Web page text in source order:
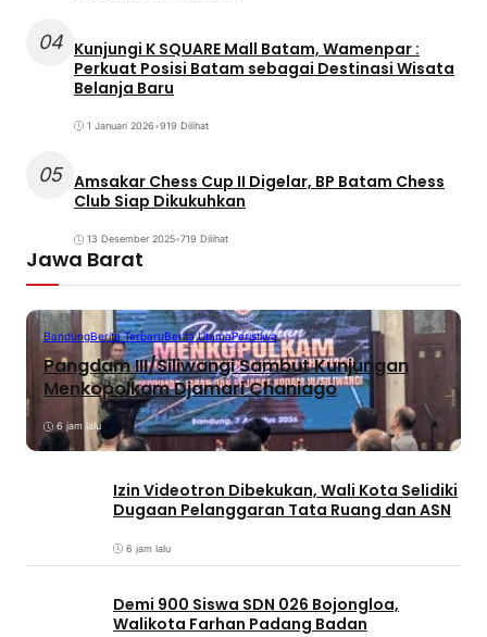
04 Kunjungi K SQUARE Mall Batam, Wamenpar :
Perkuat Posisi Batam sebagai Destinasi Wisata
Belanja Baru
1 Januari 2026•919 Dilihat
05 Amsakar Chess Cup II Digelar, BP Batam Chess
Club Siap Dikukuhkan
13 Desember 2025•719 Dilihat
Jawa Barat
BandungBerita TerbaruBerita UtamaPeristiwa
Pangdam III/Siliwangi Sambut Kunjungan
Menkopolkam Djamari Chaniago
6 jam lalu
Izin Videotron Dibekukan, Wali Kota Selidiki
Dugaan Pelanggaran Tata Ruang dan ASN
6 jam lalu
Demi 900 Siswa SDN 026 Bojongloa,
Walikota Farhan Padang Badan